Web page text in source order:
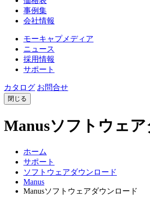
事例集
会社情報
モーキャプメディア
ニュース
採用情報
サポート
カタログ お問合せ
閉じる
Manusソフトウェ
ホーム
サポート
ソフトウェアダウンロード
Manus
Manusソフトウェアダウンロード